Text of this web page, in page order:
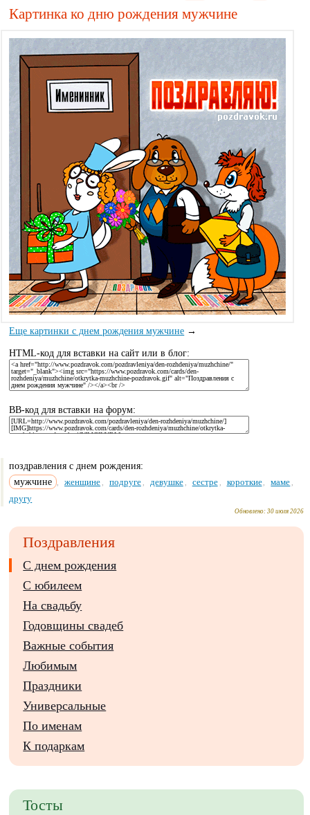
Картинка ко дню рождения мужчине
Еще картинки с днем рождения мужчине →
HTML-код для вставки на сайт или в блог:
BB-код для вставки на форум:
поздравления с днем рождения:
мужчине
женщине подруге девушке сестре короткие маме
другу
Обновлено:30 июля 2026
Поздравления
С днем рождения
С юбилеем
На свадьбу
Годовщины свадеб
Важные события
Любимым
Праздники
Универсальные
По именам
К подаркам
Тосты